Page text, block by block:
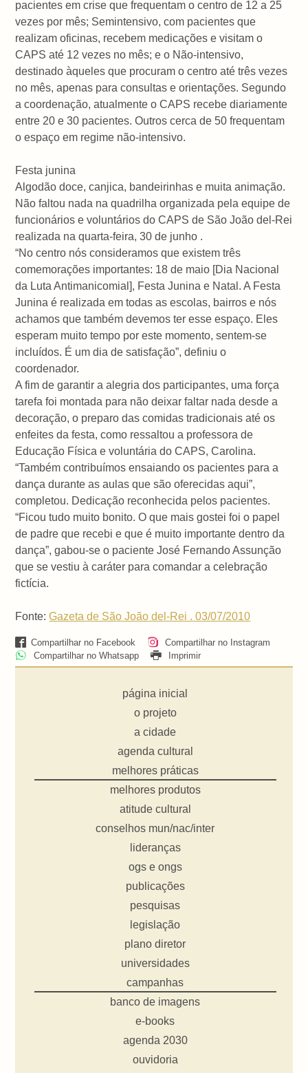
pacientes em crise que frequentam o centro de 12 a 25
vezes por mês; Semintensivo, com pacientes que
realizam oficinas, recebem medicações e visitam o
CAPS até 12 vezes no mês; e o Não-intensivo,
destinado àqueles que procuram o centro até três vezes
no mês, apenas para consultas e orientações. Segundo
a coordenação, atualmente o CAPS recebe diariamente
entre 20 e 30 pacientes. Outros cerca de 50 frequentam
o espaço em regime não-intensivo.
Festa junina
Algodão doce, canjica, bandeirinhas e muita animação.
Não faltou nada na quadrilha organizada pela equipe de
funcionários e voluntários do CAPS de São João del-Rei
realizada na quarta-feira, 30 de junho .
“No centro nós consideramos que existem três
comemorações importantes: 18 de maio [Dia Nacional
da Luta Antimanicomial], Festa Junina e Natal. A Festa
Junina é realizada em todas as escolas, bairros e nós
achamos que também devemos ter esse espaço. Eles
esperam muito tempo por este momento, sentem-se
incluídos. É um dia de satisfação”, definiu o
coordenador.
A fim de garantir a alegria dos participantes, uma força
tarefa foi montada para não deixar faltar nada desde a
decoração, o preparo das comidas tradicionais até os
enfeites da festa, como ressaltou a professora de
Educação Física e voluntária do CAPS, Carolina.
“Também contribuímos ensaiando os pacientes para a
dança durante as aulas que são oferecidas aqui”,
completou. Dedicação reconhecida pelos pacientes.
“Ficou tudo muito bonito. O que mais gostei foi o papel
de padre que recebi e que é muito importante dentro da
dança”, gabou-se o paciente José Fernando Assunção
que se vestiu à caráter para comandar a celebração
fictícia.
Fonte:Gazeta de São João del-Rei . 03/07/2010
Compartilhar no Facebook
Compartilhar no Instagram
Compartilhar no Whatsapp
Imprimir
página inicial
o projeto
a cidade
agenda cultural
melhores práticas
melhores produtos
atitude cultural
conselhos mun/nac/inter
lideranças
ogs e ongs
publicações
pesquisas
legislação
plano diretor
universidades
campanhas
banco de imagens
e-books
agenda 2030
ouvidoria